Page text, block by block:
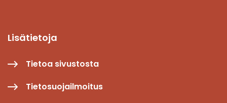
Lisätietoja
Tietoa sivustosta
Tietosuojailmoitus